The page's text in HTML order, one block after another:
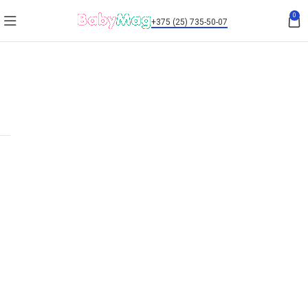
+375 (25) 735-50-07
0